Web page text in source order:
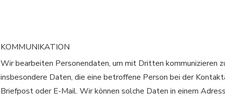
KOMMUNIKATION
Wir bearbeiten Personendaten, um mit Dritten kommunizieren
insbesondere Daten, die eine betroffene Person bei der
Briefpost oder E-Mail. Wir können solche Daten in einem